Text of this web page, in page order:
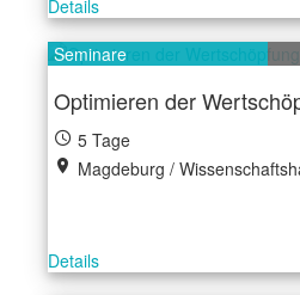
Details
Seminare
Optimieren der
5 Tage
Magdeburg /
Details